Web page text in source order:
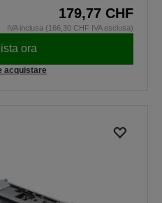
179,77 CHF
IVA inclusa (166,30 CHF IVA esclusa)
ora
acquistare